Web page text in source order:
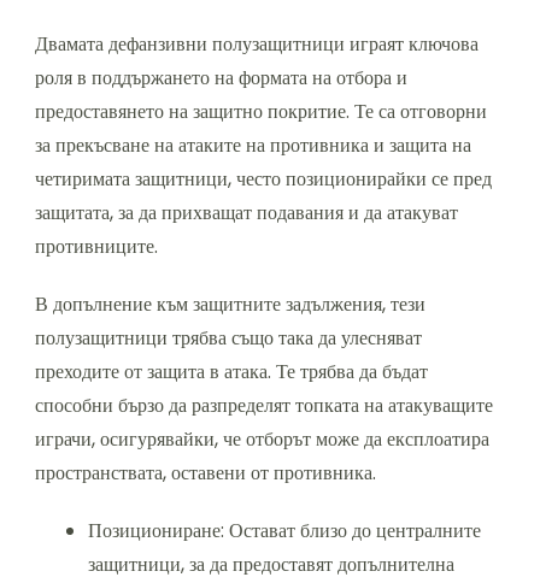
Двамата дефанзивни полузащитници играят ключова
роля в поддържането на формата на отбора и
предоставянето на защитно покритие. Те са отговорни
за прекъсване на атаките на противника и защита на
четиримата защитници, често позиционирайки се пред
защитата, за да прихващат подавания и да атакуват
противниците.
В допълнение към защитните задължения, тези
полузащитници трябва също така да улесняват
преходите от защита в атака. Те трябва да бъдат
способни бързо да разпределят топката на атакуващите
играчи, осигурявайки, че отборът може да експлоатира
пространствата, оставени от противника.
Позициониране: Остават близо до централните
защитници, за да предоставят допълнителна